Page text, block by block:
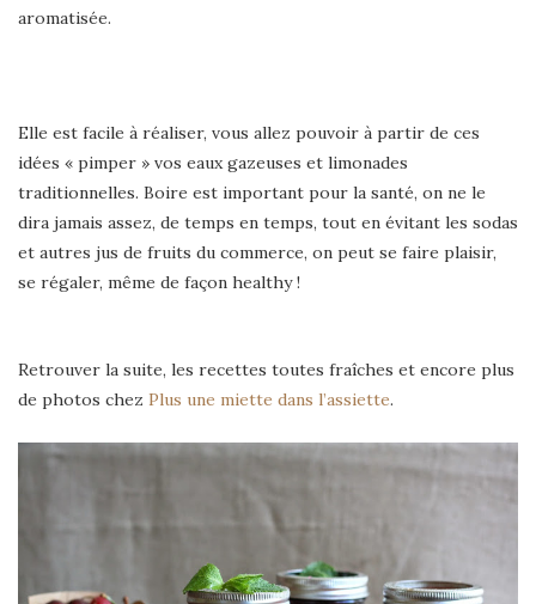
aromatisée.
Elle est facile à réaliser, vous allez pouvoir à partir de ces
idées « pimper » vos eaux gazeuses et limonades
traditionnelles. Boire est important pour la santé, on ne le
dira jamais assez, de temps en temps, tout en évitant les sodas
et autres jus de fruits du commerce, on peut se faire plaisir,
se régaler, même de façon healthy !
Retrouver la suite, les recettes toutes fraîches et encore plus
de photos chez Plus une miette dans l’assiette.